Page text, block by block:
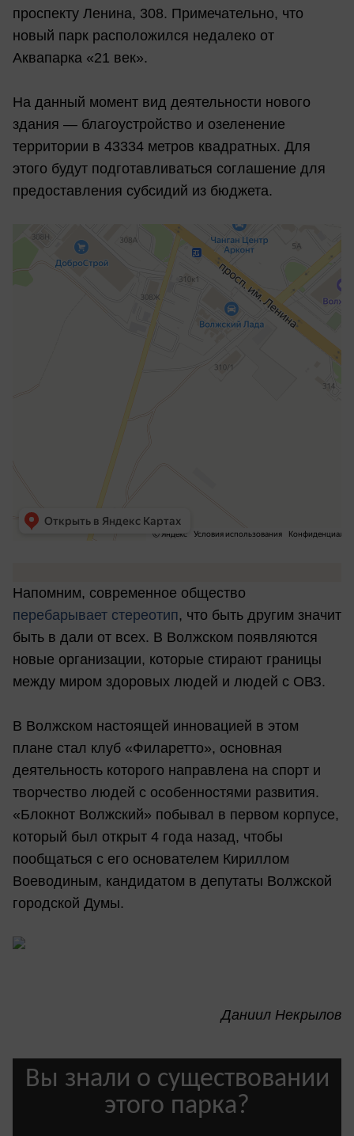
проспекту Ленина, 308. Примечательно, что
новый парк расположился недалеко от
Аквапарка «21 век».
На данный момент вид деятельности нового
здания — благоустройство и озеленение
территории в 43334 метров квадратных. Для
этого будут подготавливаться соглашение для
предоставления субсидий из бюджета.
Волжский
Яндекс Карты
Напомним, современное общество
перебарывает стереотип, что быть другим значит
быть в дали от всех. В Волжском появляются
новые организации, которые стирают границы
между миром здоровых людей и людей с ОВЗ.
В Волжском настоящей инновацией в этом
плане стал клуб «Филаретто», основная
деятельность которого направлена на спорт и
творчество людей с особенностями развития.
«Блокнот Волжский» побывал в первом корпусе,
который был открыт 4 года назад, чтобы
пообщаться с его основателем Кириллом
Воеводиным, кандидатом в депутаты Волжской
городской Думы.
Даниил Некрылов